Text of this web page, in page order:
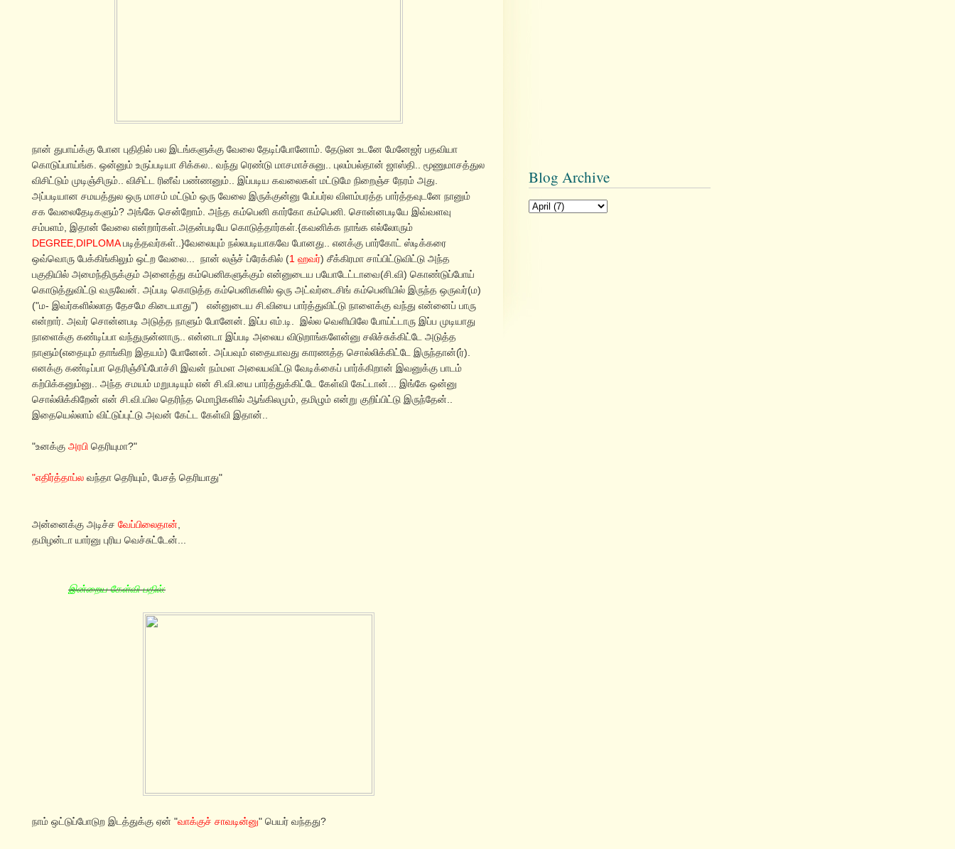
நான் துபாய்க்கு போன புதிதில் பல இடங்களுக்கு வேலை தேடிப்போனோம். தேடுன உடனே மேனேஜர் பதவியா
கொடுப்பாய்ங்க. ஒன்னும் உருப்படியா சிக்கல.. வந்து ரெண்டு மாசமாச்சுனு.. புலம்பல்தான் ஜாஸ்தி.. மூணுமாசத்துல
விசிட்டும் முடிஞ்சிரும்.. விசிட்ட ரினீவ் பண்ணனும்.. இப்படிய கவலைகள் மட்டுமே நிறைஞ்ச நேரம் அது.
அப்படியான சமயத்துல ஒரு மாசம் மட்டும் ஒரு வேலை இருக்குன்னு பேப்பர்ல விளம்பரத்த பார்த்தவுடனே நானும்
சக வேலைதேடிகளும்? அங்கே சென்றோம். அந்த கம்பெனி கார்கோ கம்பெனி. சொன்னபடியே இவ்வளவு
சம்பளம், இதான் வேலை என்றார்கள்.அதன்படியே கொடுத்தார்கள்.{கவனிக்க நாங்க எல்லோரும்
DEGREE,DIPLOMAபடித்தவர்கள்..}வேலையும் நல்லபடியாகவே போனது.. எனக்கு பார்கோட் ஸ்டிக்கரை
ஒவ்வொரு பேக்கிங்கிலும் ஒட்ற வேலை... நான் லஞ்ச் ப்ரேக்கில் (1 ஹவர்) சீக்கிரமா சாப்பிட்டுவிட்டு அந்த
பகுதியில் அமைந்திருக்கும் அனைத்து கம்பெனிகளுக்கும் என்னுடைய பயோடேட்டாவை(சி.வி) கொண்டுப்போய்
கொடுத்துவிட்டு வருவேன். அப்படி கொடுத்த கம்பெனிகளில் ஒரு அட்வர்டைசிங் கம்பெனியில் இருந்த ஒருவர்(ம)
("ம- இவர்களில்லாத தேசமே கிடையாது") என்னுடைய சி.வியை பார்த்துவிட்டு நாளைக்கு வந்து என்னைப் பாரு
என்றார். அவர் சொன்னபடி அடுத்த நாளும் போனேன். இப்ப எம்.டி. இல்ல வெளியிலே போய்ட்டாரு இப்ப முடியாது
நாளைக்கு கண்டிப்பா வந்துருன்னாரு.. என்னடா இப்படி அலைய விடுறாங்களேன்னு சலிச்சுக்கிட்டே அடுத்த
நாளும்(எதையும் தாங்கிற இதயம்) போனேன். அப்பவும் எதையாவது காரணத்த சொல்லிக்கிட்டே இருந்தான்(ர்).
எனக்கு கண்டிப்பா தெரிஞ்சிப்போச்சி இவன் நம்மள அலையவிட்டு வேடிக்கைப் பார்க்கிறான் இவனுக்கு பாடம்
கற்பிக்கனும்னு.. அந்த சமயம் மறுபடியும் என் சி.வி.யை பார்த்துக்கிட்டே கேள்வி கேட்டான்... இங்கே ஒன்னு
சொல்லிக்கிறேன் என் சி.வி.யில தெரிந்த மொழிகளில் ஆங்கிலமும், தமிழும் என்று குறிப்பிட்டு இருந்தேன்..
இதையெல்லாம் விட்டுப்புட்டு அவன் கேட்ட கேள்வி இதான்..
"உனக்கு அரபி தெரியுமா?"
"எதிர்த்தாப்ல வந்தா தெரியும், பேசத் தெரியாது"
அன்னைக்கு அடிச்ச வேப்பிலைதான்,
தமிழன்டா யார்னு புரிய வெச்சுட்டேன்...
இன்றைய கேள்வி-பதில்:
நாம் ஒட்டுப்போடுற இடத்துக்கு ஏன் "வாக்குச் சாவடின்னு" பெயர் வந்தது?
Blog Archive